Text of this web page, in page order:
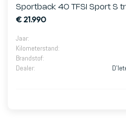
Sportback 40 TFSI Sport S
€ 21.990
Jaar:
Kilometerstand:
Brandstof:
Dealer: